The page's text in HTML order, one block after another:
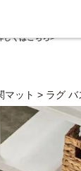
検索
地域配送遅延の
しくはこちら>
マット ラグ